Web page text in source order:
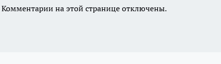
Комментарии на этой странице отключены.